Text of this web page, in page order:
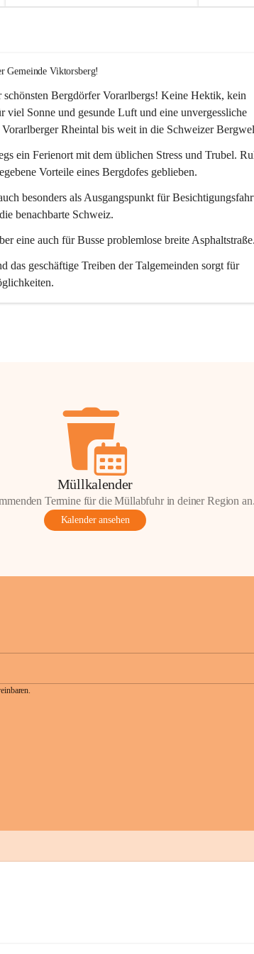
Gemeinde Viktorsberg!
schönsten Bergdörfer Vorarlbergs! Keine Hektik, kein
viel Sonne und gesunde Luft und eine unvergessliche
Vorarlberger Rheintal bis weit in die Schweizer
ein Ferienort mit dem üblichen Stress und Trubel.
Vorteile eines Bergdofes geblieben.
besonders als Ausgangspunkt für
benachbarte Schweiz.
eine auch für Busse problemlose breite
das geschäftige Treiben der Talgemeinden sorgt für
Müllkalender
Termine für die Müllabfuhr in deiner Region
Kalender ansehen